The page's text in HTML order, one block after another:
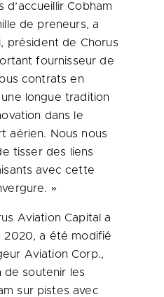
d’accueillir Cobham
de preneurs, a
président de Chorus
fournisseur de
contrats en
longue tradition
dans le
aérien. Nous nous
tisser des liens
avec cette
»
Aviation Capital a
2020, a été modifié
Aviation Corp.,
de soutenir les
sur pistes avec